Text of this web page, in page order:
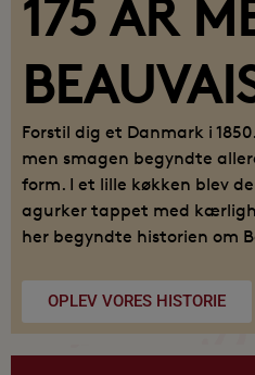
175 ÅR
Forstil dig et Danmark i
men smagen begyndte
form. I et lille køkken blev
agurker tappet med
her begyndte historien om
OPLEV VORES HISTORIE